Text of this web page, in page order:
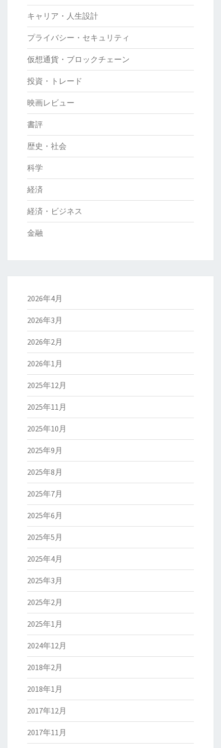
キャリア・人生設計
プライバシー・セキュリティ
仮想通貨・ブロックチェーン
投資・トレード
映画レビュー
書評
歴史・社会
科学
経済
経済・ビジネス
金融
2026年4月
2026年3月
2026年2月
2026年1月
2025年12月
2025年11月
2025年10月
2025年9月
2025年8月
2025年7月
2025年6月
2025年5月
2025年4月
2025年3月
2025年2月
2025年1月
2024年12月
2018年2月
2018年1月
2017年12月
2017年11月